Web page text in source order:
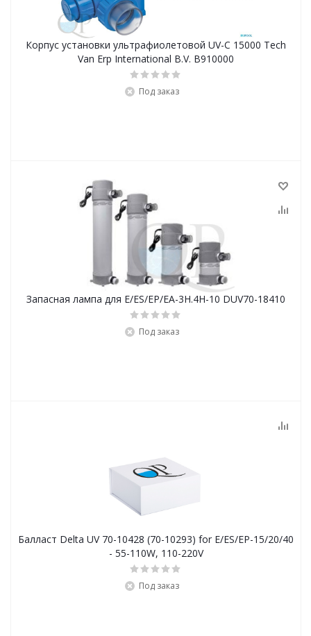
Корпус установки ультрафиолетовой UV-C 15000 Tech
Van Erp International B.V. B910000
Под заказ
Запасная лампа для E/ES/EP/EA-3H.4H-10 DUV70-18410
Под заказ
Балласт Delta UV 70-10428 (70-10293) for E/ES/EP-15/20/40
- 55-110W, 110-220V
Под заказ